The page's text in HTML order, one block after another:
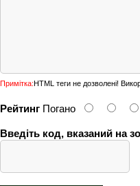
Примітка:HTML теги не дозволені!
Рейтинг Погано
Введіть код, вказаний на